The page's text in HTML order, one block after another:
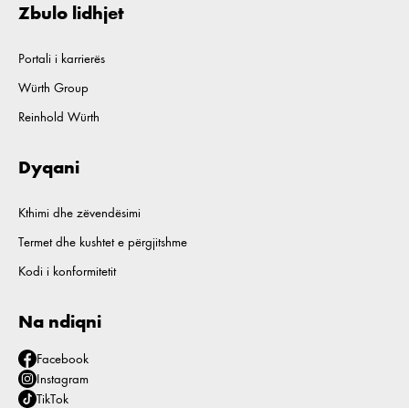
Zbulo lidhjet
Portali i karrierës
Würth Group
Reinhold Würth
Dyqani
Kthimi dhe zëvendësimi
Termet dhe kushtet e përgjitshme
Kodi i konformitetit
Na ndiqni
Facebook
Instagram
TikTok